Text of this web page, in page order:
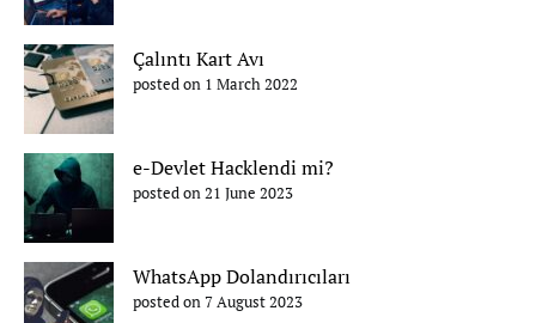
Çalıntı Kart Avı
posted on 1 March 2022
e-Devlet Hacklendi mi?
posted on 21 June 2023
WhatsApp Dolandırıcıları
posted on 7 August 2023